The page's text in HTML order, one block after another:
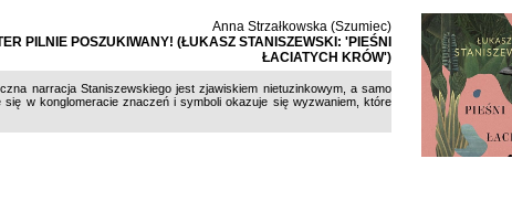
Anna Strzałkowska (Szumiec)
PILNIE POSZUKIWANY! (ŁUKASZ STANISZEWSKI: 'PIEŚNI
ŁACIATYCH KRÓW')
narracja Staniszewskiego jest zjawiskiem nietuzinkowym, a samo
się w konglomeracie znaczeń i symboli okazuje się wyzwaniem, które